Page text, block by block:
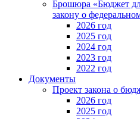
Брошюра «Бюджет
закону о
2026 год
2025 год
2024 год
2023 год
2022 год
Документы
Проект закона о
2026 год
2025 год